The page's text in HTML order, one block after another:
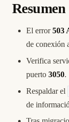
Resumen
El error503
de conexión
Verifica
puerto 3050.
Respaldar el
de